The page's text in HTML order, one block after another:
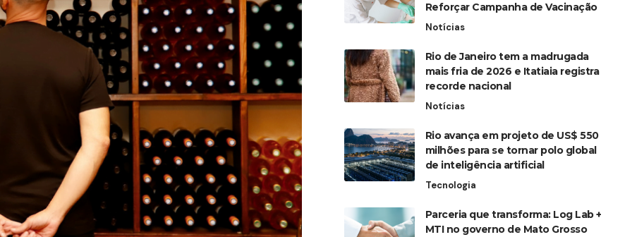
Reforçar Campanha de Vacinação
Notícias
Rio de Janeiro tem a madrugada
mais fria de 2026 e Itatiaia registra
recorde nacional
Notícias
Rio avança em projeto de US$ 550
milhões para se tornar polo global
de inteligência artificial
Tecnologia
Parceria que transforma: Log Lab +
MTI no governo de Mato Grosso